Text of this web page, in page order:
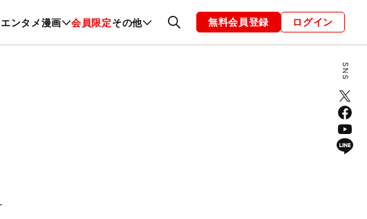
エンタメ漫画 会員限定その他
グルメ ファッション 恋愛・結婚 編集部 お知らせ
無料会員登録 ログイン